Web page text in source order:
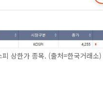
상한가 종목. (출처=한국거래소)